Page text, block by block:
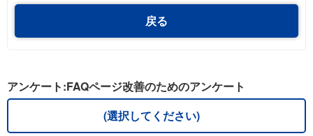
戻る
アンケート:FAQページ改善のためのアンケート
(選択してください)